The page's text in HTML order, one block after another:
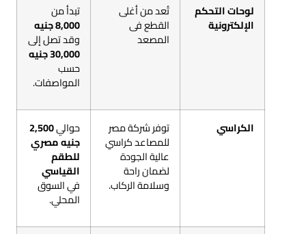
لوحات التحكم
الإلكترونية
تُعد من أغلى
القطع فى
المصعد
تبدأ من
8,000 جنيه
وقد تصل إلى
30,000 جنيه
حسب
المواصفات.
الكراسي توفر شركة مصر
للمصاعد كراسي
عالية الجودة
لضمان راحة
وسلامة الركاب.
حوالي2,500
جنيه مصري
للطقم
القياسي
في السوق
المحلي.